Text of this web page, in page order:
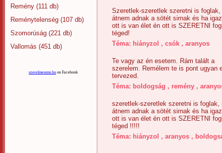
Remény (111 db)
Reménytelenség (107 db)
Szomorúság (221 db)
Vallomás (451 db)
szerelmessms.hu on Facebook
Szeretlek-szeretlek szeretni is foglak,
átnem adnak a sötét sirnak és ha
ott is van élet én ott is SZERETNI
téged!
Téma: hiányzol , csók , aranyos
Te vagy az én esetem. Rám talált a
szerelem. Remélem te is pont ugyan
tervezed.
Téma: boldogság , remény ,
szeretlek-szeretlek szeretni is foglak,
átnem adnak a sötét sirnak és ha
ott is van élet én ott is SZERETNI
téged !!!!!
Téma: hiányzol , aranyos ,